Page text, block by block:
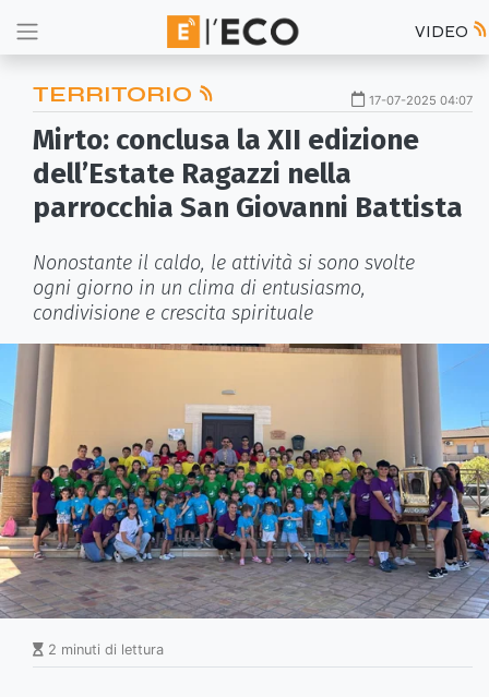
VIDEO
TERRITORIO 17-07-2025 04:07
Mirto: conclusa la XII edizione
dell’Estate Ragazzi nella
parrocchia San Giovanni Battista
Nonostante il caldo, le attività si sono svolte
ogni giorno in un clima di entusiasmo,
condivisione e crescita spirituale
2 minuti di lettura